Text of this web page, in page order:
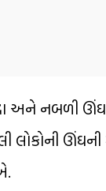
અને નબળી ઊંઘ
લોકોની